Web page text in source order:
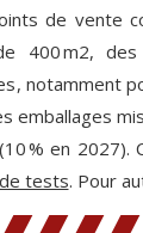
de vente
400 m2, des
notamment
emballages
% en 2027).
tests. Pour